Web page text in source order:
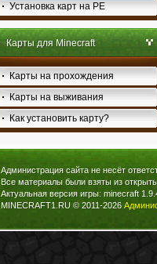
Установка карт на PE
Карты для Minecraft
Карты на прохождения
Карты на выживания
Как установить карту?
Администрация сайта не несёт
Все материалы были взяты из
Актуальная версия игры: minecraft
MINECRAFT1.RU © 2011-2026